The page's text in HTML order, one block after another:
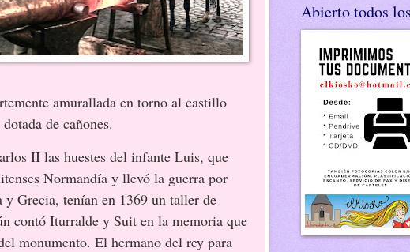
amurallada en torno al castillo
de cañones.
las huestes del infante Luis, que
Normandía y llevó la guerra por
y Grecia, tenían en 1369 un taller de
contó Iturralde y Suit en la memoria que
monumento. El hermano del rey para
Abierto todos